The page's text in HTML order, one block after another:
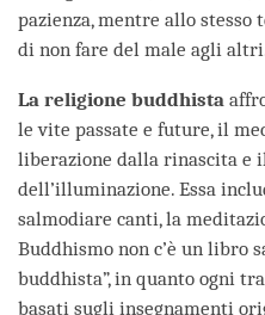
pazienza, mentre allo
di non fare del male agli
La religione buddhista
le vite passate e future, il
liberazione dalla rinascita e
dell’illuminazione. Essa
salmodiare canti, la
Buddhismo non c’è un libro
buddhista”, in quanto ogni
basati sugli insegnamenti